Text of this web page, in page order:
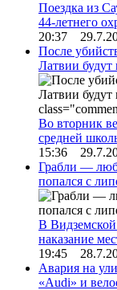
Поездка из
44-летнего
20:37
После
Латвии будут
Во вторник
средней
15:36
Грабли —
попался с
В
наказание
19:45
Авария на
«Audi» и